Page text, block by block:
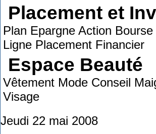
Placement et
Plan Epargne Action
Ligne Placement Financier
Espace Beauté
Vêtement Mode Conseil
Visage
Jeudi 22 mai 2008